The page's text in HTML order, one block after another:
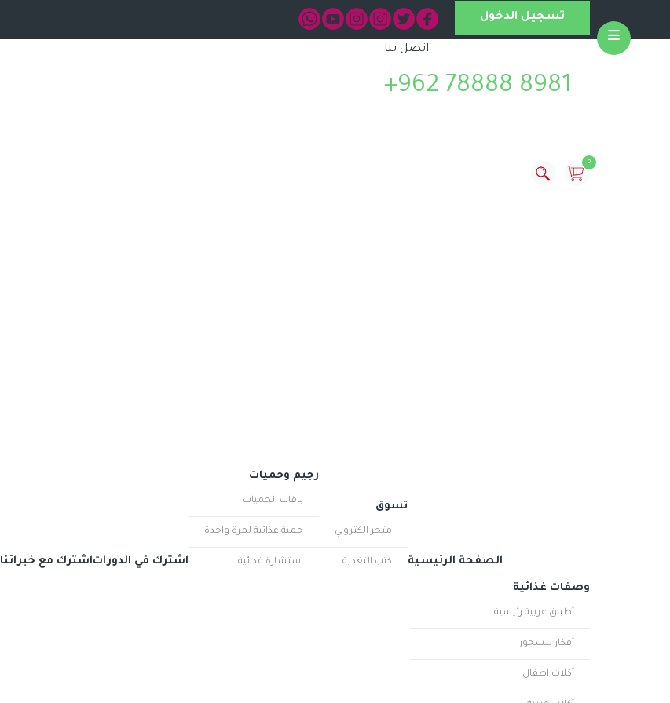
تسجيل الدخول
اتصل بنا
+962 78888 8981
0
الصفحة الرئيسية
تسوق
متجر الكتروني
كتب التغذية
رجيم وحميات
باقات الحميات
حمية غذائية لمرة واحدة
استشارة غذائية اشترك في الدوراتاشترك مع خبرائنا
وصفات غذائية
أطباق غربية رئيسية
أفكار للسحور
أكلات اطفال